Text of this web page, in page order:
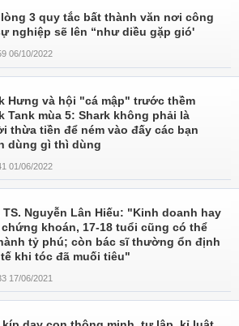
lòng 3 quy tắc bất thành văn nơi công
nghiệp sẽ lên “như diều gặp gió'
06/10/2022
Hưng và hội "cá mập" trước thềm
Tank mùa 5: Shark không phải là
thừa tiền để ném vào đấy các bạn
dùng gì thì dùng
01/06/2022
TS. Nguyễn Lân Hiếu: "Kinh doanh hay
khoán, 17-18 tuổi cũng có thể
tỷ phú; còn bác sĩ thường ổn định
khi tóc đã muối tiêu"
17/06/2021